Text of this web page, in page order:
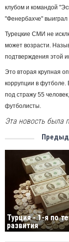
клубом и командой
"Фенербахче" выиграл
Турецкие СМИ не
может возрасти.
подтверждения этой
Это вторая крупная
коррупции в
под стражу 55
футболисты.
Эта новость была
Турция - 1-я по
развития